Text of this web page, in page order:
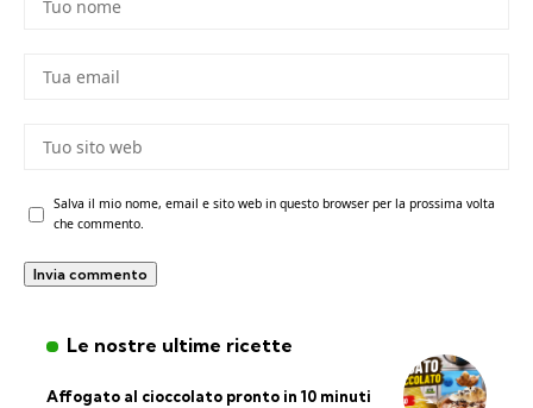
Salva il mio nome, email e sito web in questo browser per la prossima volta
che commento.
Le nostre ultime ricette
Affogato al cioccolato pronto in 10 minuti